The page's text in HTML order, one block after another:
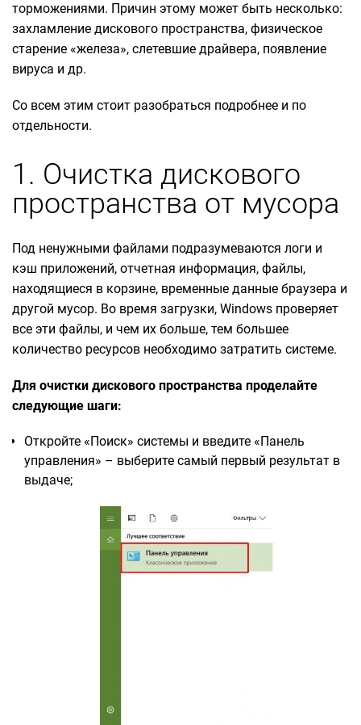
торможениями. Причин этому может быть несколько:
захламление дискового пространства, физическое
старение «железа», слетевшие драйвера, появление
вируса и др.
Со всем этим стоит разобраться подробнее и по
отдельности.
1. Очистка дискового
пространства от мусора
Под ненужными файлами подразумеваются логи и
кэш приложений, отчетная информация, файлы,
находящиеся в корзине, временные данные браузера и
другой мусор. Во время загрузки, Windows проверяет
все эти файлы, и чем их больше, тем большее
количество ресурсов необходимо затратить системе.
Для очистки дискового пространства проделайте
следующие шаги:
Откройте «Поиск» системы и введите «Панель
управления» – выберите самый первый результат в
выдаче;